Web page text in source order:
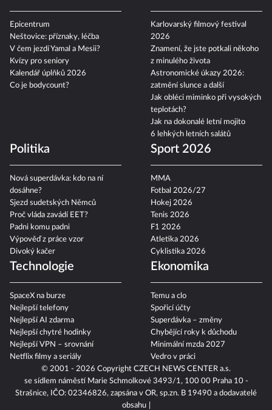
Epicentrum
Neštovice: příznaky, léčba
V čem jezdí Yamal a Mesii?
Kvízy pro seniory
Kalendář úplňků 2026
Co je bodycount?
Karlovarský filmový festival
2026
Znamení, že jste potkali někoho
z minulého života
Astronomické úkazy 2026:
zatmění slunce a další
Jak obléci miminko při vysokých
teplotách?
Jak na dokonalé letní mojito
6 lehkých letních salátů
Politika
Nová superdávka: kdo na ní
dosáhne?
Sjezd sudetských Němců
Proč vláda zavádí EET?
Padni komu padni
Výpověď z práce vzor
Divoký kačer
Sport 2026
MMA
Fotbal 2026/27
Hokej 2026
Tenis 2026
F1 2026
Atletika 2026
Cyklistika 2026
Technologie
SpaceX na burze
Nejlepší telefony
Nejlepší AI zdarma
Nejlepší chytré hodinky
Nejlepší VPN – srovnání
Netflix filmy a seriály
Ekonomika
Temu a clo
Spořicí účty
Superdávka – změny
Chybějící roky k důchodu
Minimální mzda 2027
Vedro v práci
© 2001 - 2026 Copyright CZECH NEWS CENTER a.s.
se sídlem náměstí Marie Schmolkové 3493/1, 100 00 Praha 10 -
Strašnice, IČO: 02346826, zapsána v OR, sp.zn. B 19490 a dodavatelé
obsahu